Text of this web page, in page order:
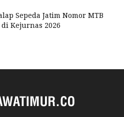
Sepeda Jatim Nomor MTB
Kejurnas 2026